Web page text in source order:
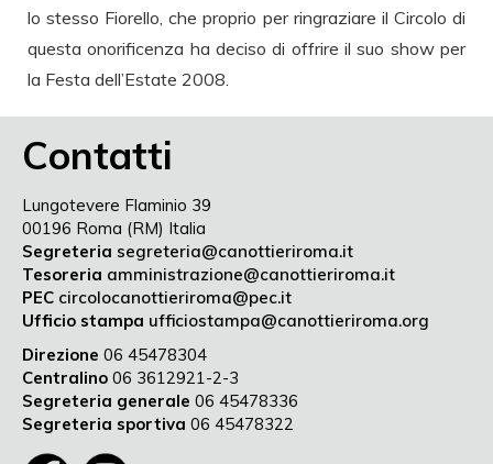
lo stesso Fiorello, che proprio per ringraziare il Circolo di
questa onorificenza ha deciso di offrire il suo show per
la Festa dell’Estate 2008.
Contatti
Lungotevere Flaminio 39
00196 Roma (RM) Italia
Segreteria segreteria@canottieriroma.it
Tesoreria amministrazione@canottieriroma.it
PEC circolocanottieriroma@pec.it
Ufficio stampa ufficiostampa@canottieriroma.org
Direzione 06 45478304
Centralino 06 3612921-2-3
Segreteria generale 06 45478336
Segreteria sportiva 06 45478322